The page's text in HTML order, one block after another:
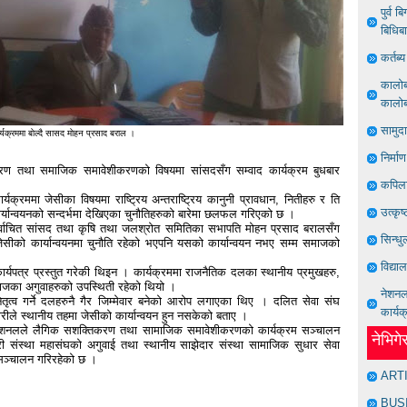
बाेल्दै सा‍सद माेहन प्रसाद बराल ।
समाजिक समावेशीकरणको विषयमा सांसदसँग सम्वाद कार्यक्रम बुधबार
जेसीका विषयमा राष्ट्रिय अन्तराष्ट्रिय कानुनी प्रावधान, नितीहरु र ति
सन्दर्भमा देखिएका चुनौतिहरुको बारेमा छलफल गरिएको छ ।
सांसद तथा कृषि तथा जलश्राेत समितिका सभापति मोहन प्रसाद बरालसँग
कार्यान्वयनमा चुनौति रहेको भएपनि यसको कार्यान्वयन नभए सम्म समाजको
प्रस्तुत गरेकी थिइन । कार्यक्रममा राजनैतिक दलका स्थानीय प्रमुखहरु,
अगुवाहरुको उपस्थिती रहेको थियो ।
गर्ने दलहरुनै गैर जिम्मेवार बनेको आरोप लगाएका थिए । दलित सेवा संघ
स्थानीय तहमा जेसीको कार्यान्वयन हुन नसकेको बताए ।
लैगिक सशक्तिकरण तथा सामाजिक समावेशीकरणको कार्यक्रम सञ्चालन
संस्था महासंघको अगुवाई तथा स्थानीय साझेदार संस्था सामाजिक सुधार सेवा
गरिरहेको छ ।
पुर्व
नेशनल